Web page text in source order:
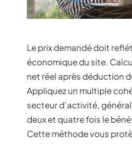
Le prix demandé doit
économique du site.
net réel après déduction
Appliquez un multiple
secteur d’activité,
deux et quatre fois le
Cette méthode vous